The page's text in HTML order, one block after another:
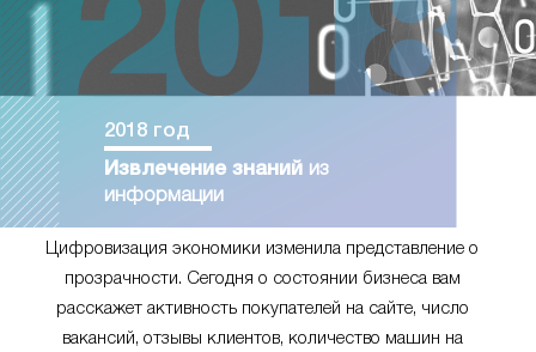
2018 год
Извлечение знаний из
информации
Цифровизация экономики изменила представление о
прозрачности. Сегодня о состоянии бизнеса вам
расскажет активность покупателей на сайте, число
вакансий, отзывы клиентов, количество машин на